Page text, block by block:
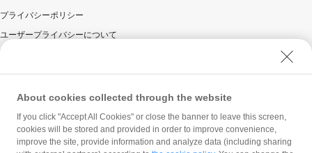
プライバシーポリシー
ユーザープライバシーについて
ウェブサイト利用規約
反社会的勢力に対する方針
勧誘方針
マネロン等基本方針
About cookies collected through the website
If you click "Accept All Cookies" or close the banner to leave this screen,
cookies will be stored and provided in order to improve convenience,
improve the site, provide information and analyze data (including sharing